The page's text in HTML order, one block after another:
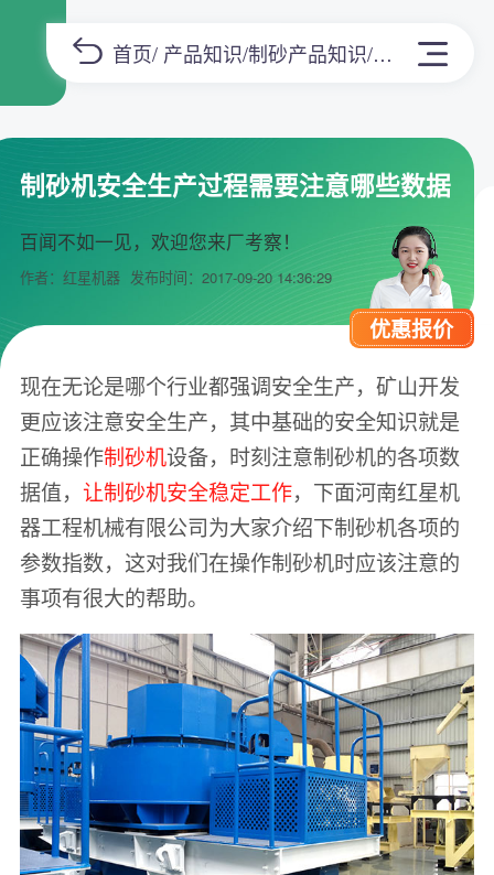
首页/ 产品知识/制砂产品知识/正文
制砂机安全生产过程需要注意哪些数据
百闻不如一见，欢迎您来厂考察！
作者：红星机器 发布时间：2017-09-20 14:36:29
优惠报价
现在无论是哪个行业都强调安全生产，矿山开发
更应该注意安全生产，其中基础的安全知识就是
正确操作制砂机设备，时刻注意制砂机的各项数
据值， 让制砂机安全稳定工作，下面河南红星机
器工程机械有限公司为大家介绍下制砂机各项的
参数指数，这对我们在操作制砂机时应该注意的
事项有很大的帮助。